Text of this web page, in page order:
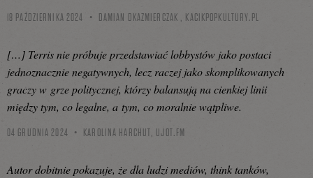
18 PAŹDZIERNIKA 2024 DAMIAN DKAZMIERCZAK , KACIKPOPKULTURY.PL
[…] Terris nie próbuje przedstawiać lobbystów jako postaci
jednoznacznie negatywnych, lecz raczej jako skomplikowanych
graczy w grze politycznej, którzy balansują na cienkiej linii
między tym, co legalne, a tym, co moralnie wątpliwe.
04 GRUDNIA 2024 KAROLINA HARCHUT, UJOT.FM
Autor dobitnie pokazuje, że dla ludzi mediów, think tanków,